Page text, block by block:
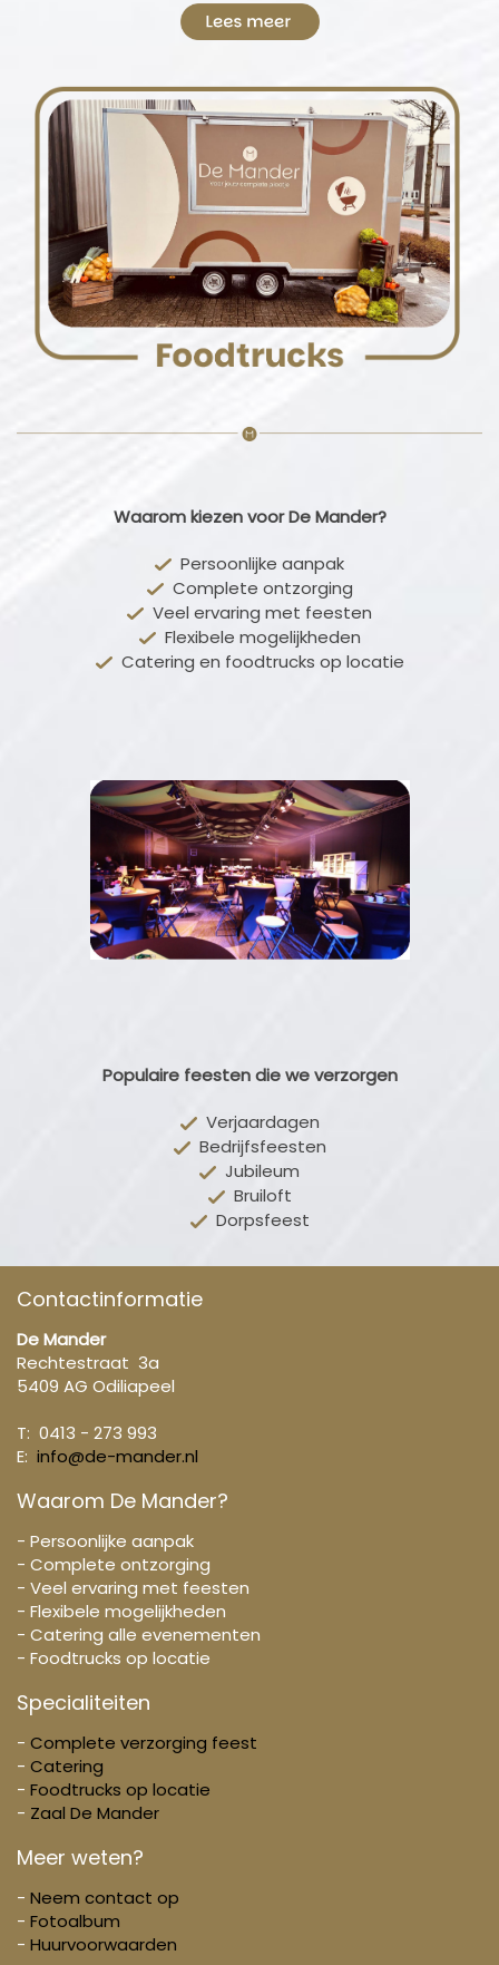
Waarom kiezen voor De Mander?
Persoonlijke aanpak
Complete ontzorging
Veel ervaring met feesten
Flexibele mogelijkheden
Catering en foodtrucks op locatie
Populaire feesten die we verzorgen
Verjaardagen
Bedrijfsfeesten
Jubileum
Bruiloft
Dorpsfeest
Contactinformatie
De Mander
Rechtestraat 3a
5409 AG Odiliapeel
T: 0413 - 273 993
E: info@de-mander.nl
Waarom De Mander?
- Persoonlijke aanpak
- Complete ontzorging
- Veel ervaring met feesten
- Flexibele mogelijkheden
- Catering alle evenementen
- Foodtrucks op locatie
Specialiteiten
- Complete verzorging feest
- Catering
- Foodtrucks op locatie
- Zaal De Mander
Meer weten?
- Neem contact op
- Fotoalbum
- Huurvoorwaarden